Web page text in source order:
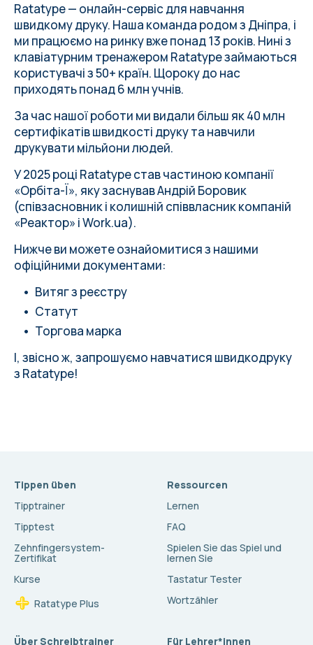
Ratatype — онлайн-сервіс для навчання
швидкому друку. Наша команда родом з Дніпра, і
ми працюємо на ринку вже понад 13 років. Нині з
клавіатурним тренажером Ratatype займаються
користувачі з 50+ країн. Щороку до нас
приходять понад 6 млн учнів.
За час нашої роботи ми видали більш як 40 млн
сертифікатів швидкості друку та навчили
друкувати мільйони людей.
У 2025 році Ratatype став частиною компанії
«Орбіта-Ї», яку заснував Андрій Боровик
(співзасновник і колишній співвласник компаній
«Реактор» іWork.ua).
Нижче ви можете ознайомитися з нашими
офіційними документами:
Витяг з реєстру
Статут
Торгова марка
І, звісно ж, запрошуємо навчатися швидкодруку
з Ratatype!
Tippen üben
Tipptrainer
Tipptest
Zehnfingersystem-
Zertifikat
Kurse
Ratatype Plus
Ressourcen
Lernen
FAQ
Spielen Sie das Spiel und
lernen Sie
Tastatur Tester
Wortzähler
Über Schreibtrainer Für Lehrer*innen